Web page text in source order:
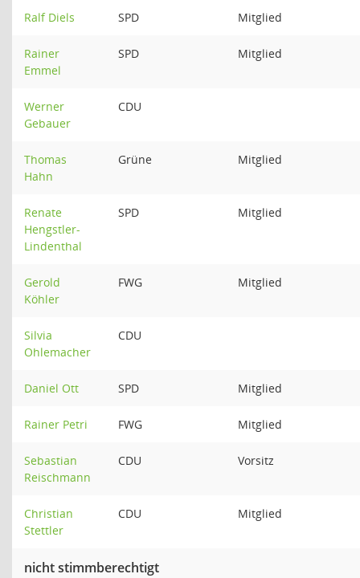
Ralf Diels SPD Mitglied
Rainer
Emmel
SPD Mitglied
Werner
Gebauer
CDU
Thomas
Hahn
Grüne Mitglied
Renate
Hengstler-
Lindenthal
SPD Mitglied
Gerold
Köhler
FWG Mitglied
Silvia
Ohlemacher
CDU
Daniel Ott SPD Mitglied
Rainer Petri FWG Mitglied
Sebastian
Reischmann
CDU Vorsitz
Christian
Stettler
CDU Mitglied
nicht stimmberechtigt